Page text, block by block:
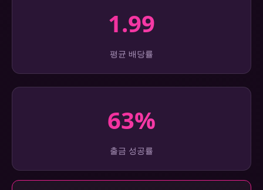
1.99
평균 배당률
63%
출금 성공률